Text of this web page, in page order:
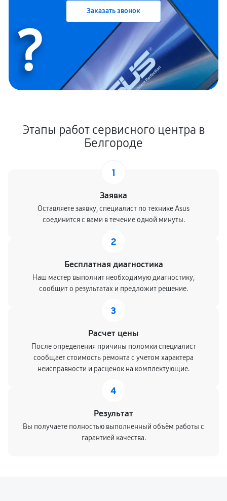
Заказать звонок
?
Этапы работ сервисного центра в
Белгороде
1
Заявка
Оставляете заявку, специалист по технике Asus
соединится с вами в течение одной минуты.
2
Бесплатная диагностика
Наш мастер выполнит необходимую диагностику,
сообщит о результатах и предложит решение.
3
Расчет цены
После определения причины поломки специалист
сообщает стоимость ремонта с учетом характера
неисправности и расценок на комплектующие.
4
Результат
Вы получаете полностью выполненный объём работы с
гарантией качества.